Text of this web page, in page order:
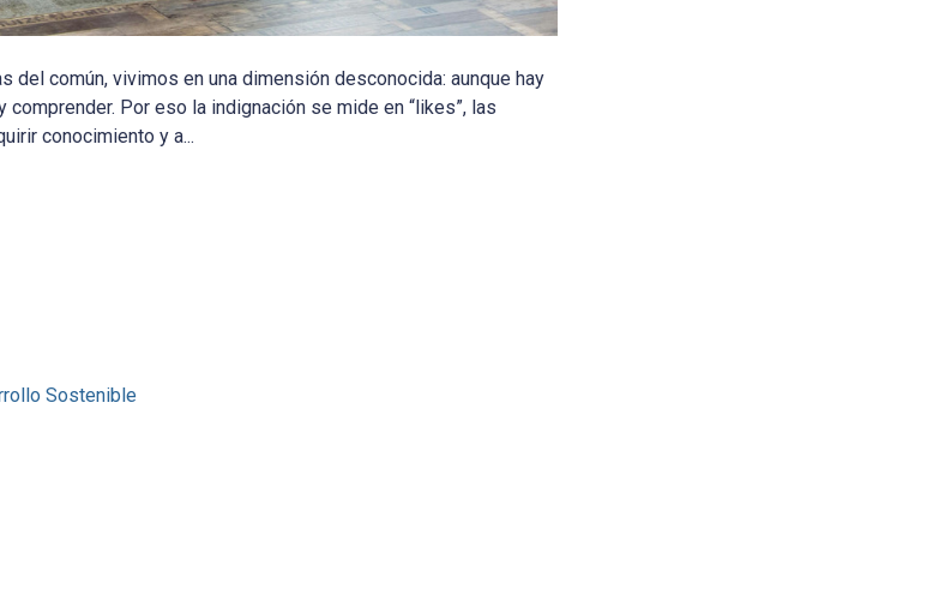
del común, vivimos en una dimensión desconocida: aunque hay
Por eso la indignación se mide en “likes”, las
conocimiento y a...
Sostenible